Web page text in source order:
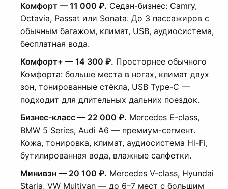
Комфорт — 11 000 ₽. Седан-бизнес: Camry,
Octavia, Passat или Sonata. До 3 пассажиров с
обычным багажом, климат, USB, аудиосистема,
бесплатная вода.
Комфорт+ — 14 300 ₽. Просторнее обычного
Комфорта: больше места в ногах, климат двух
зон, тонированные стёкла, USB Type-C —
подходит для длительных дальних поездок.
Бизнес-класс — 22 000 ₽. Mercedes E-class,
BMW 5 Series, Audi A6 — премиум-сегмент.
Кожа, тонировка, климат, аудиосистема Hi-Fi,
бутилированная вода, влажные салфетки.
Минивэн — 20 100 ₽. Mercedes V-class, Hyundai
Staria, VW Multivan — до 6–7 мест с большим